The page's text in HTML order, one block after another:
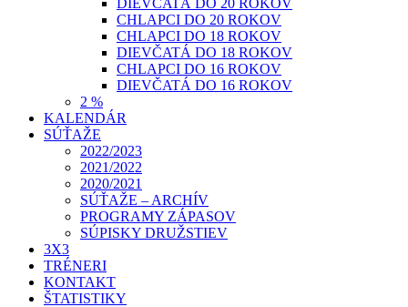
DIEVČATÁ DO 20 ROKOV
CHLAPCI DO 20 ROKOV
CHLAPCI DO 18 ROKOV
DIEVČATÁ DO 18 ROKOV
CHLAPCI DO 16 ROKOV
DIEVČATÁ DO 16 ROKOV
2 %
KALENDÁR
SÚŤAŽE
2022/2023
2021/2022
2020/2021
SÚŤAŽE – ARCHÍV
PROGRAMY ZÁPASOV
SÚPISKY DRUŽSTIEV
3X3
TRÉNERI
KONTAKT
ŠTATISTIKY